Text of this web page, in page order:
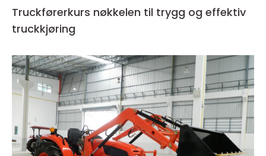
Truckførerkurs nøkkelen til trygg og effektiv
truckkjøring